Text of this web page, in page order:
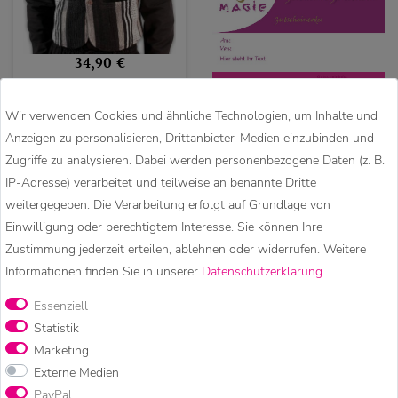
34,90 €
Kunst und Magie
Bunte Herren Hippie
Weste
dabei ? Verschenken Sie
doch einen Gutschein.
KUNST UND MAGIE – HIPPIE
MODE, GOA KLEIDUNG &
BESONDERE ACCESSOIRES
Wir verwenden Cookies und ähnliche Technologien, um Inhalte und
Anzeigen zu personalisieren, Drittanbieter-Medien einzubinden und
Zugriffe zu analysieren. Dabei werden personenbezogene Daten (z. B.
IP-Adresse) verarbeitet und teilweise an benannte Dritte
weitergegeben. Die Verarbeitung erfolgt auf Grundlage von
Einwilligung oder berechtigtem Interesse. Sie können Ihre
Zustimmung jederzeit erteilen, ablehnen oder widerrufen. Weitere
Informationen finden Sie in unserer Daten­schutz­erklärung.
Essenziell
Statistik
Marketing
Externe Medien
PayPal